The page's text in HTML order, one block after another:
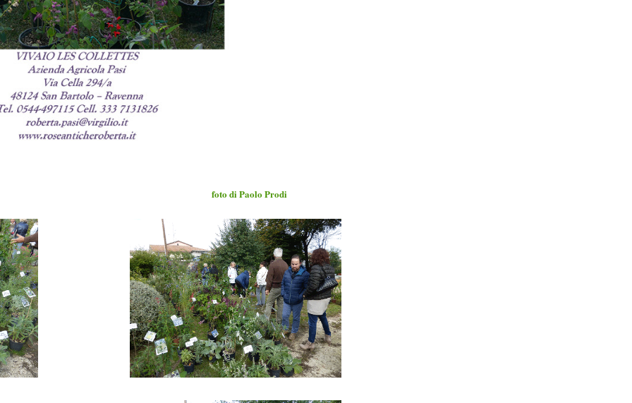
foto di Paolo Prodi